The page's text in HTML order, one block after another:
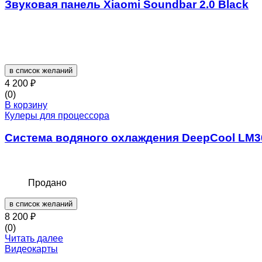
Звуковая панель Xiaomi Soundbar 2.0 Black
в список желаний
4 200 ₽
(0)
В корзину
Кулеры для процессора
Система водяного охлаждения DeepCool
Продано
в список желаний
8 200 ₽
(0)
Читать далее
Видеокарты